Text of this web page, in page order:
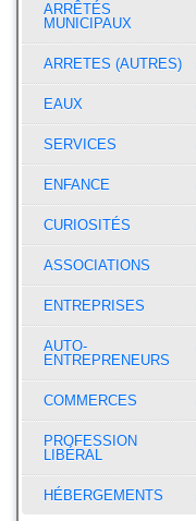
ARRÊTÉS
MUNICIPAUX
ARRETES (AUTRES)
EAUX
SERVICES
ENFANCE
CURIOSITÉS
ASSOCIATIONS
ENTREPRISES
AUTO-
ENTREPRENEURS
COMMERCES
PROFESSION
LIBÉRAL
HÉBERGEMENTS